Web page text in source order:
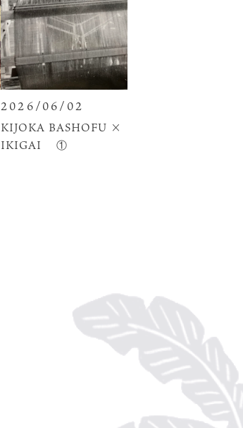
2026/06/02
KIJOKA BASHOFU ×
IKIGAI ①